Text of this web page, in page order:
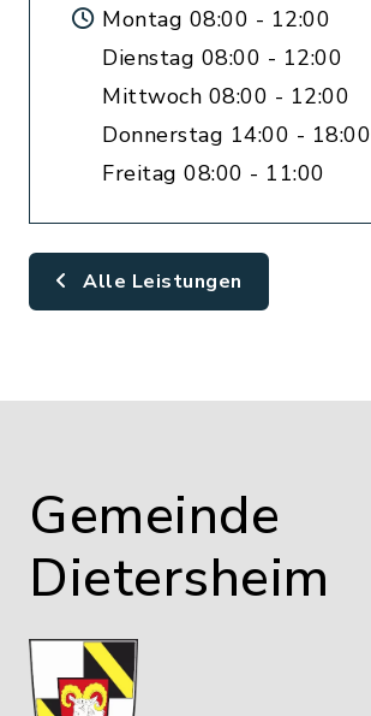
Montag 08:00 - 12:00
Dienstag 08:00 - 12:00
Mittwoch 08:00 - 12:00
Donnerstag 14:00 - 18:00
Freitag 08:00 - 11:00
Alle Leistungen
Gemeinde
Dietersheim